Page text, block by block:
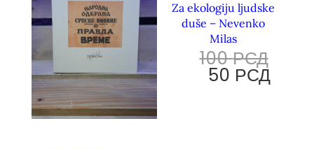
Za ekologiju ljudske
duše – Nevenko
Milas
100РСД
50 РСД